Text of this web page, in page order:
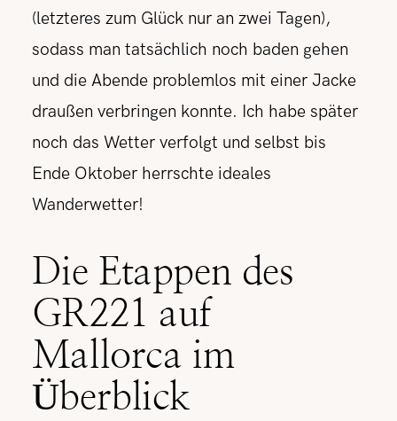
(letzteres zum Glück nur an zwei Tagen),
sodass man tatsächlich noch baden gehen
und die Abende problemlos mit einer Jacke
draußen verbringen konnte. Ich habe später
noch das Wetter verfolgt und selbst bis
Ende Oktober herrschte ideales
Wanderwetter!
Die Etappen des
GR221 auf
Mallorca im
Überblick